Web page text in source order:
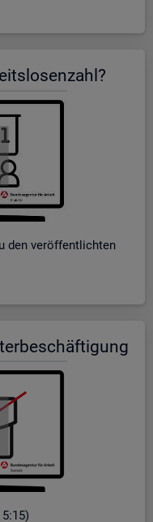
den ver­öf­fent­lich­ten